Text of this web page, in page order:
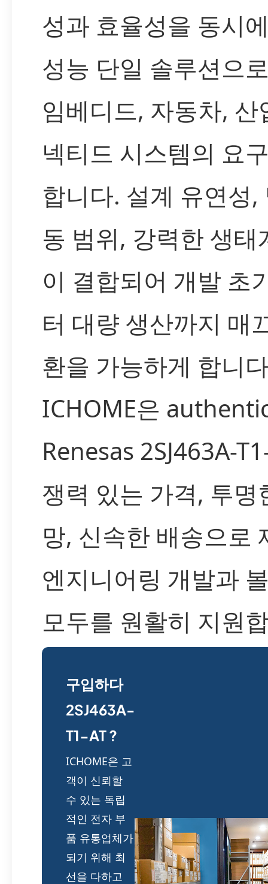
성과 효율성을 동시
성능 단일 솔루션으
임베디드, 자동차, 산
넥티드 시스템의 요
합니다. 설계 유연성,
동 범위, 강력한 생태
이 결합되어 개발 초
터 대량 생산까지 매
환을 가능하게 합니
ICHOME은
Renesas 2SJ463A-
쟁력 있는 가격, 투명
망, 신속한 배송으로
엔지니어링 개발과
모두를 원활히 지원
구입하다
2SJ463A-
T1-AT ?
ICHOME은 고
객이 신뢰할
수 있는 독립
적인 전자 부
품 유통업체가
되기 위해 최
선을 다하고